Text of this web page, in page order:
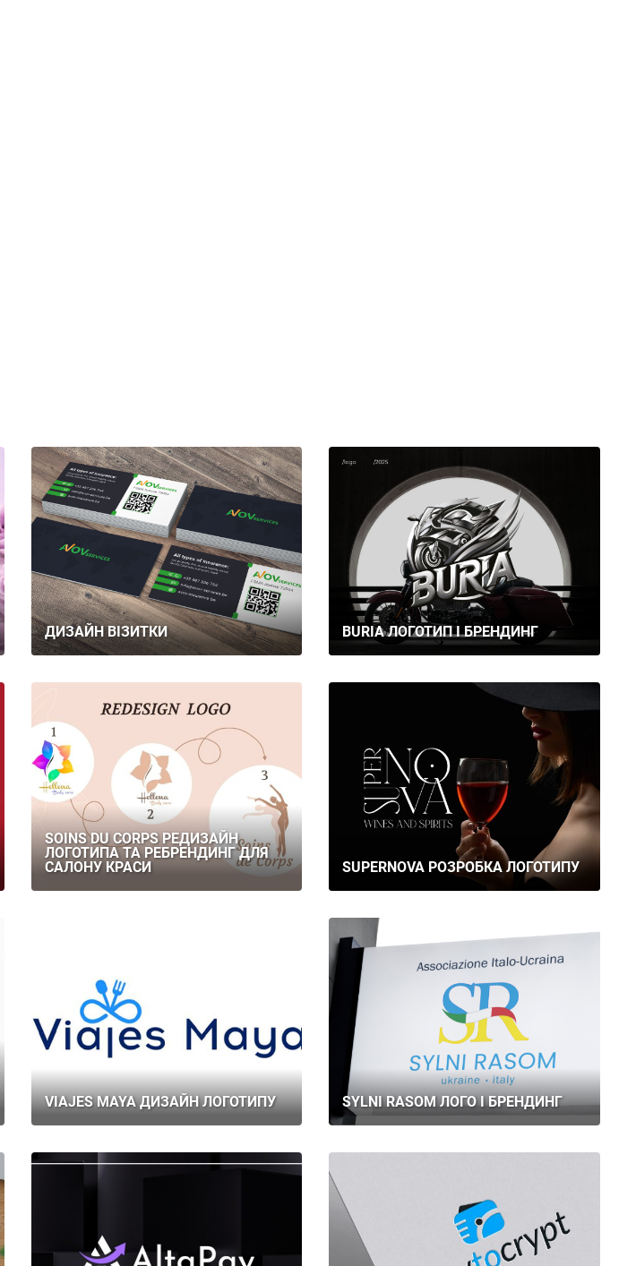
ДИЗАЙН ВІЗИТКИ BURIA ЛОГОТИП І БРЕНДИНГ
SOINS DU CORPS РЕДИЗАЙН
ЛОГОТИПА ТА РЕБРЕНДИНГ ДЛЯ
САЛОНУ КРАСИ
SUPERNOVA РОЗРОБКА ЛОГОТИПУ
VIAJES MAYA ДИЗАЙН ЛОГОТИПУ SYLNI RASOM ЛОГО І БРЕНДИНГ